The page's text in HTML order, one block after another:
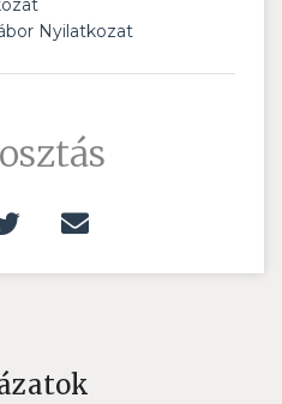
Nyilatkozat